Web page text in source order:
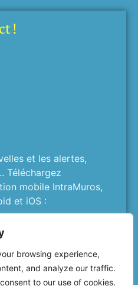
browsing experience,
and analyze our traffic.
to our use of cookies.
!
et les alertes,
Téléchargez
mobile IntraMuros,
et iOS :